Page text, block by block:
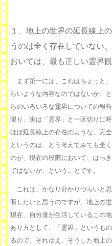
１、地上の世界の延長線上
うのは全く存在していない
おいては、最も正しい霊界
まず第一には、これはちょっと
らいような内容なのではないか、
らのいろいろな霊界についての報
限り、実は「霊界」と一区切りに
ほぼ延長線上の存在のような、完
というのは、どう考えてみても全
のが、現在の段階において、はっ
ではないか、ということです。
これは、かなり分かりづらいと
明したいと思うのですが、地上の
現在、自分達が生活しているこの
あり方として、「霊界」というも
るので、それゆえ、そうした地上